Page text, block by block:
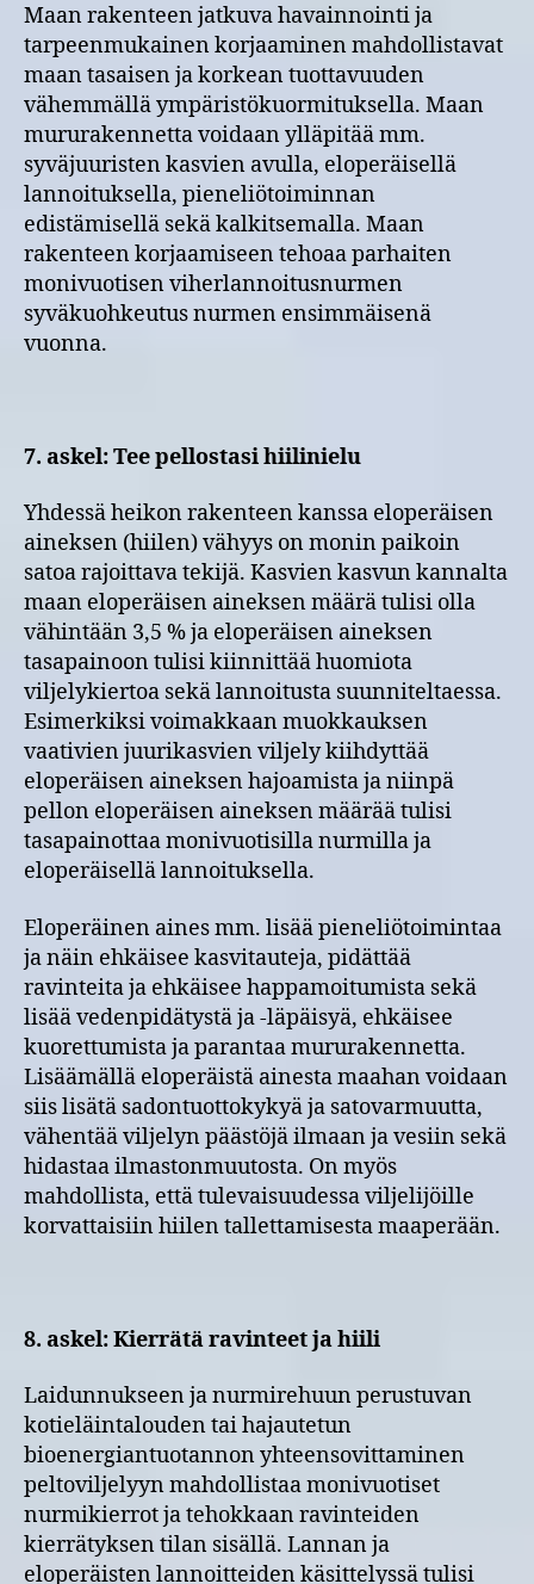
Maan rakenteen jatkuva havainnointi ja
tarpeenmukainen korjaaminen mahdollistavat
maan tasaisen ja korkean tuottavuuden
vähemmällä ympäristökuormituksella. Maan
mururakennetta voidaan ylläpitää mm.
syväjuuristen kasvien avulla, eloperäisellä
lannoituksella, pieneliötoiminnan
edistämisellä sekä kalkitsemalla. Maan
rakenteen korjaamiseen tehoaa parhaiten
monivuotisen viherlannoitusnurmen
syväkuohkeutus nurmen ensimmäisenä
vuonna.
7. askel: Tee pellostasi hiilinielu
Yhdessä heikon rakenteen kanssa eloperäisen
aineksen (hiilen) vähyys on monin paikoin
satoa rajoittava tekijä. Kasvien kasvun kannalta
maan eloperäisen aineksen määrä tulisi olla
vähintään 3,5 % ja eloperäisen aineksen
tasapainoon tulisi kiinnittää huomiota
viljelykiertoa sekä lannoitusta suunniteltaessa.
Esimerkiksi voimakkaan muokkauksen
vaativien juurikasvien viljely kiihdyttää
eloperäisen aineksen hajoamista ja niinpä
pellon eloperäisen aineksen määrää tulisi
tasapainottaa monivuotisilla nurmilla ja
eloperäisellä lannoituksella.
Eloperäinen aines mm. lisää pieneliötoimintaa
ja näin ehkäisee kasvitauteja, pidättää
ravinteita ja ehkäisee happamoitumista sekä
lisää vedenpidätystä ja -läpäisyä, ehkäisee
kuorettumista ja parantaa mururakennetta.
Lisäämällä eloperäistä ainesta maahan voidaan
siis lisätä sadontuottokykyä ja satovarmuutta,
vähentää viljelyn päästöjä ilmaan ja vesiin sekä
hidastaa ilmastonmuutosta. On myös
mahdollista, että tulevaisuudessa viljelijöille
korvattaisiin hiilen tallettamisesta maaperään.
8. askel: Kierrätä ravinteet ja hiili
Laidunnukseen ja nurmirehuun perustuvan
kotieläintalouden tai hajautetun
bioenergiantuotannon yhteensovittaminen
peltoviljelyyn mahdollistaa monivuotiset
nurmikierrot ja tehokkaan ravinteiden
kierrätyksen tilan sisällä. Lannan ja
eloperäisten lannoitteiden käsittelyssä tulisi